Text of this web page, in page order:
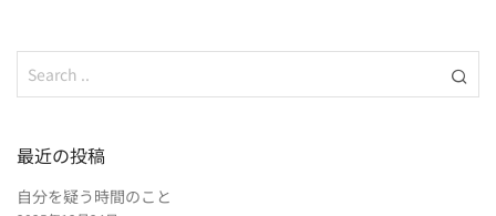
最近の投稿
自分を疑う時間のこと